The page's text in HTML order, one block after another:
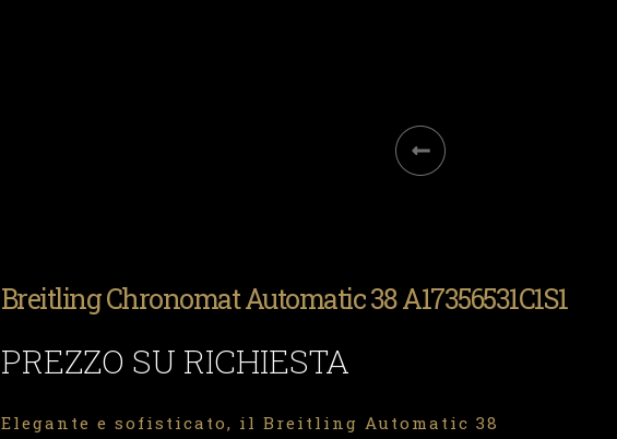
Breitling Chronomat Automatic 38 A17356531C1S1
PREZZO SU RICHIESTA
Elegante e sofisticato, il Breitling Automatic 38